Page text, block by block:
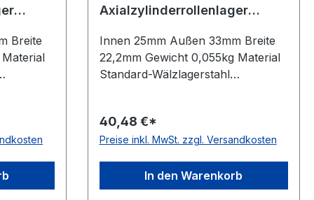
Breite
Axialzylinderrollenlager
Innen 25mm Außen 33mm Breite
22,2mm Gewicht 0,055kg Material
Standard-Wälzlagerstahl
P0/PN bzw. ABEC 1 Ausführung
mit dünnem Außenring, einseitig
40,48 €*
Preise inkl. MwSt. zzgl. Versandkosten
In den Warenkorb